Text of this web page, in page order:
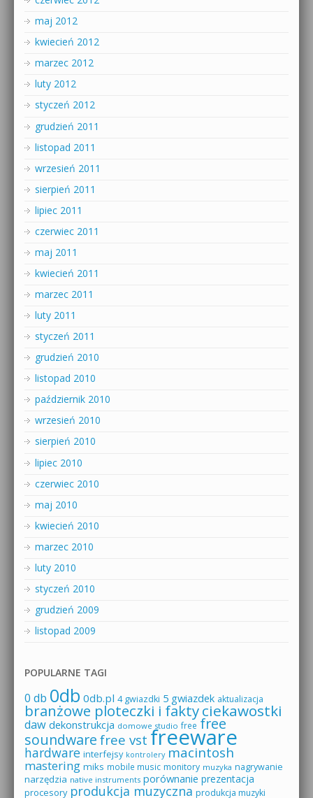
maj 2012
kwiecień 2012
marzec 2012
luty 2012
styczeń 2012
grudzień 2011
listopad 2011
wrzesień 2011
sierpień 2011
lipiec 2011
czerwiec 2011
maj 2011
kwiecień 2011
marzec 2011
luty 2011
styczeń 2011
grudzień 2010
listopad 2010
październik 2010
wrzesień 2010
sierpień 2010
lipiec 2010
czerwiec 2010
maj 2010
kwiecień 2010
marzec 2010
luty 2010
styczeń 2010
grudzień 2009
listopad 2009
POPULARNE TAGI
0 db 0db 0db.pl 4 gwiazdki 5 gwiazdek aktualizacja
branżowe ploteczki i faktyciekawostki
daw dekonstrukcja domowe studio free free
soundware free vst freeware
hardware interfejsy kontrolery macintosh
mastering miks mobile music monitory muzyka nagrywanie
narzędzia native instruments porównanie prezentacja
procesory produkcja muzyczna produkcja muzyki